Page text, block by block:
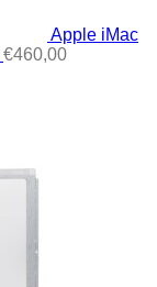
Apple iMac
€460,00